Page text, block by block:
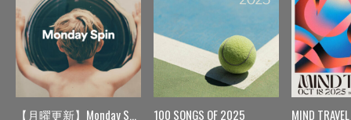
【月曜更新】Monday Spin 100 SONGS OF 2025 MIND TRAVEL